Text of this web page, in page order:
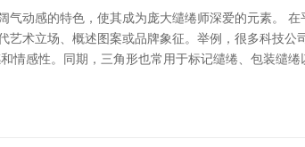
动感的特色，使其成为庞大缱绻师深爱的元素。
术立场、概述图案或品牌象征。举例，很多科技
情感性。同期，三角形也常用于标记缱绻、包装缱绻